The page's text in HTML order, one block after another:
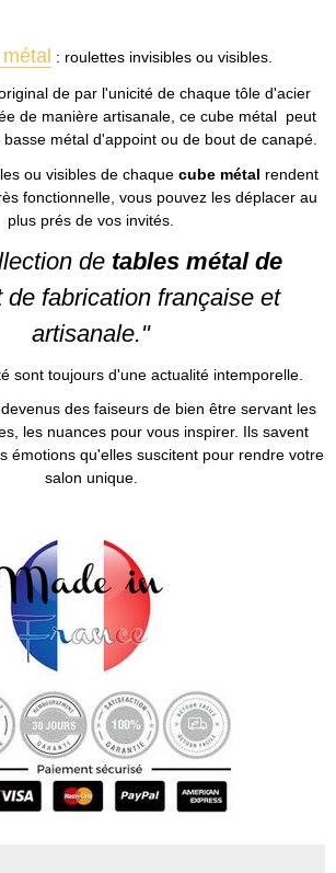
: roulettes invisibles ou visibles.
de par l'unicité de chaque tôle d'acier
de manière artisanale, ce cube métal peut
métal d'appoint ou de bout de canapé.
ou visibles de chaque cube métal rendent
fonctionnelle, vous pouvez les déplacer au
plus prés de vos invités.
detables métal de
fabrication française et
artisanale."
sont toujours d'une actualité intemporelle.
des faiseurs de bien être servant les
les nuances pour vous inspirer. Ils savent
émotions qu'elles suscitent pour rendre votre
salon unique.